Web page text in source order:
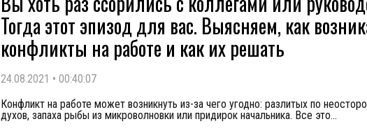
Тогда этот эпизод для вас. Выясняем, как
конфликты на работе и как их решать
24.08.2021 • 00:40:07
Конфликт на работе может возникнуть из-за чего угодно: разлитых по
духов, запаха рыбы из микроволновки или придирок начальника. Все это...